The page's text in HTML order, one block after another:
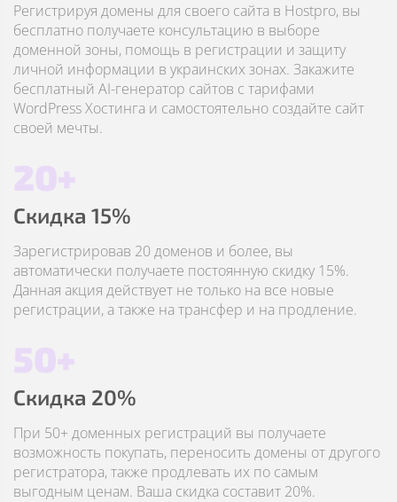
Регистрируя домены для своего сайта в Hostpro, вы
бесплатно получаете консультацию в выборе
доменной зоны, помощь в регистрации и защиту
личной информации в украинских зонах. Закажите
бесплатный AI-генератор сайтов с тарифами
WordPress Хостинга и самостоятельно создайте сайт
своей мечты.
20+
Скидка 15%
Зарегистрировав 20 доменов и более, вы
автоматически получаете постоянную скидку 15%.
Данная акция действует не только на все новые
регистрации, а также на трансфер и на продление.
50+
Скидка 20%
При 50+ доменных регистраций вы получаете
возможность покупать, переносить домены от другого
регистратора, также продлевать их по самым
выгодным ценам. Ваша скидка составит 20%.